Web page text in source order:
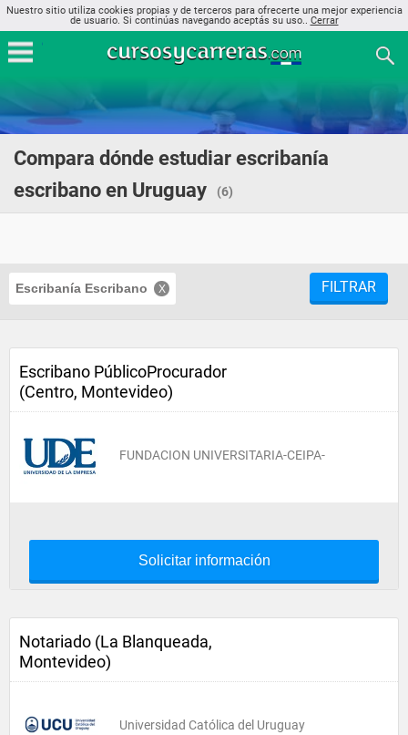
Nuestro sitio utiliza cookies propias y de terceros para ofrecerte una mejor experiencia
de usuario. Si continúas navegando aceptás su uso.. Cerrar
Compara dónde estudiar escribanía
escribano en Uruguay
(6)
Escribanía Escribano FILTRAR
Escribano PúblicoProcurador
(Centro, Montevideo)
FUNDACION UNIVERSITARIA-CEIPA-
Solicitar información
Notariado (La Blanqueada,
Montevideo)
Universidad Católica del Uruguay